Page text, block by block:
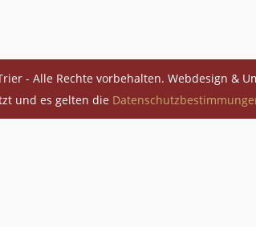
- Alle Rechte vorbehalten. Webdesign &
und es gelten die